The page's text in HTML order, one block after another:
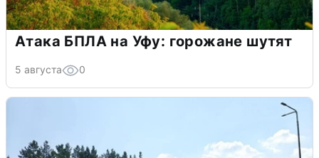
Атака БПЛА на Уфу: горожане шутят
5 августа 0